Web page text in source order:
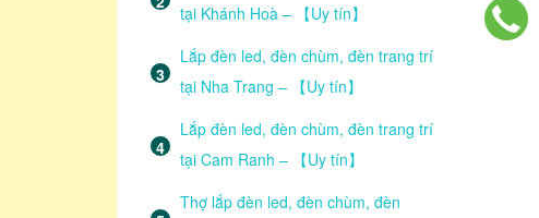
tại Khánh Hoà – 【Uy tín】
Lắp đèn led, đèn chùm, đèn trang trí
tại Nha Trang – 【Uy tín】
Lắp đèn led, đèn chùm, đèn trang trí
tại Cam Ranh – 【Uy tín】
Thợ lắp đèn led, đèn chùm, đèn